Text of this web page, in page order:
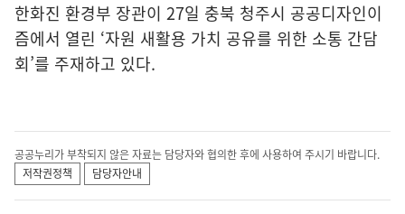
한화진 환경부 장관이 27일 충북 청주시 공공디자인이
즘에서 열린 ‘자원 새활용 가치 공유를 위한 소통 간담
회’를 주재하고 있다.
공공누리가 부착되지 않은 자료는 담당자와 협의한 후에 사용하여 주시기 바랍니다.
저작권정책
담당자안내